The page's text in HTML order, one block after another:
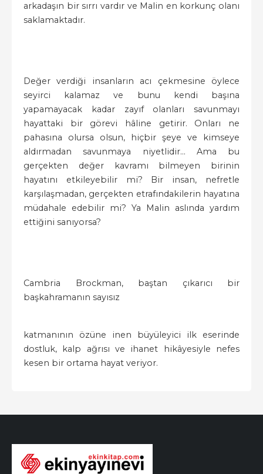
arkadaşın bir sırrı vardır ve Malin en korkunç olanı
saklamaktadır.
Değer verdiği insanların acı çekmesine öylece
seyirci kalamaz ve bunu kendi başına
yapamayacak kadar zayıf olanları savunmayı
hayattaki bir görevi hâline getirir. Onları ne
pahasına olursa olsun, hiçbir şeye ve kimseye
aldırmadan savunmaya niyetlidir... Ama bu
gerçekten değer kavramı bilmeyen birinin
hayatını etkileyebilir mi? Bir insan, nefretle
karşılaşmadan, gerçekten etrafındakilerin hayatına
müdahale edebilir mi? Ya Malin aslında yardım
ettiğini sanıyorsa?
Cambria Brockman, baştan çıkarıcı bir
başkahramanın sayısız
katmanının özüne inen büyüleyici ilk eserinde
dostluk, kalp ağrısı ve ihanet hikâyesiyle nefes
kesen bir ortama hayat veriyor.